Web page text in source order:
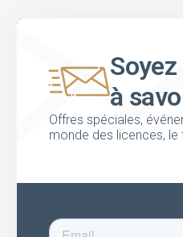
à
Offres spéciales,
monde des licences, le